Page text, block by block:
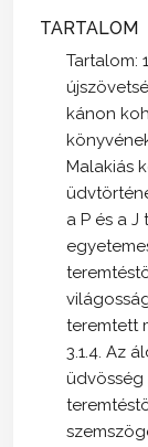
TARTALOM
Tartalom:
kánon
Malakiás
a P és a J
teremtett
3.1.4. Az
üdvösség